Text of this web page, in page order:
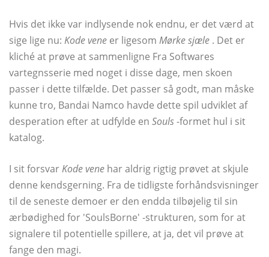
Hvis det ikke var indlysende nok endnu, er det værd at
sige lige nu: Kode vene er ligesom Mørke sjæle . Det er
kliché at prøve at sammenligne Fra Softwares
vartegnsserie med noget i disse dage, men skoen
passer i dette tilfælde. Det passer så godt, man måske
kunne tro, Bandai Namco havde dette spil udviklet af
desperation efter at udfylde en Souls-formet hul i sit
katalog.
I sit forsvarKode vene har aldrig rigtig prøvet at skjule
denne kendsgerning. Fra de tidligste forhåndsvisninger
til de seneste demoer er den endda tilbøjelig til sin
ærbødighed for 'SoulsBorne' -strukturen, som for at
signalere til potentielle spillere, at ja, det vil prøve at
fange den magi.